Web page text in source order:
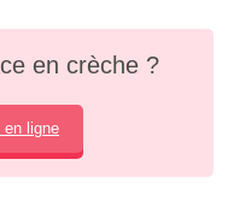
en crèche ?
en ligne